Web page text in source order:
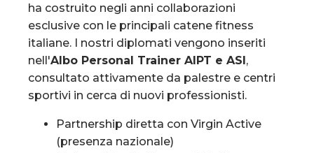
ha costruito negli anni collaborazioni
esclusive con le principali catene fitness
italiane. I nostri diplomati vengono inseriti
nell'Albo Personal Trainer AIPT e ASI,
consultato attivamente da palestre e centri
sportivi in cerca di nuovi professionisti.
Partnership diretta con Virgin Active
(presenza nazionale)